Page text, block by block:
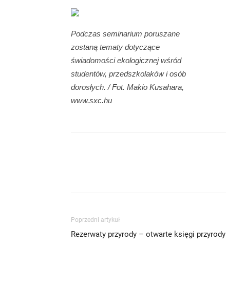
Podczas seminarium poruszane
zostaną tematy dotyczące
świadomości ekologicznej wśród
studentów, przedszkolaków i osób
dorosłych. / Fot. Makio Kusahara,
www.sxc.hu
Poprzedni artykuł
Rezerwaty przyrody – otwarte księgi przyrody